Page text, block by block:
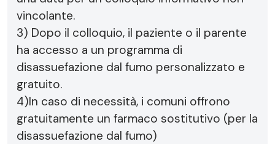
vincolante.
3) Dopo il colloquio, il paziente o il parente
ha accesso a un programma di
disassuefazione dal fumo personalizzato e
gratuito.
4)In caso di necessità, i comuni offrono
gratuitamente un farmaco sostitutivo (per la
disassuefazione dal fumo)